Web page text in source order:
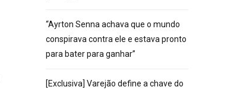
“Ayrton Senna achava que o mundo
conspirava contra ele e estava pronto
para bater para ganhar”
[Exclusiva] Varejão define a chave do